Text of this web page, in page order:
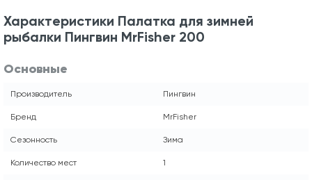
Характеристики Палатка для зимней
рыбалки Пингвин MrFisher 200
Основные
Производитель Пингвин
Бренд MrFisher
Сезонность Зима
Количество мест 1